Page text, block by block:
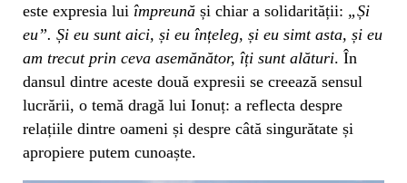
este expresia lui împreună și chiar a solidarității: „Și
eu”. Și eu sunt aici, și eu înțeleg, și eu simt asta, și eu
am trecut prin ceva asemănător, îți sunt alături. În
dansul dintre aceste două expresii se creează sensul
lucrării, o temă dragă lui Ionuț: a reflecta despre
relațiile dintre oameni și despre câtă singurătate și
apropiere putem cunoaște.